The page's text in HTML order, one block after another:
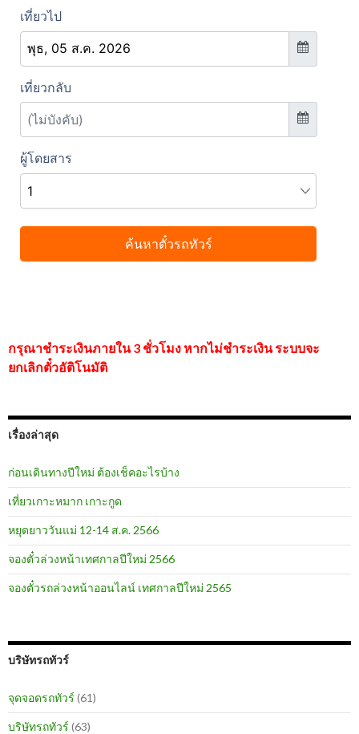
กรุณาชำระเงินภายใน 3 ชั่วโมง หากไม่ชำระเงิน ระบบจะ
ยกเลิกตั๋วอัติโนมัติ
เรื่องล่าสุด
ก่อนเดินทางปีใหม่ ต้องเช็คอะไรบ้าง
เที่ยวเกาะหมาก เกาะกูด
หยุดยาววันแม่ 12-14 ส.ค. 2566
จองตั๋วล่วงหน้าเทศกาลปีใหม่ 2566
จองตั๋วรถล่วงหน้าออนไลน์ เทศกาลปีใหม่ 2565
บริษัทรถทัวร์
จุดจอดรถทัวร์ (61)
บริษัทรถทัวร์ (63)